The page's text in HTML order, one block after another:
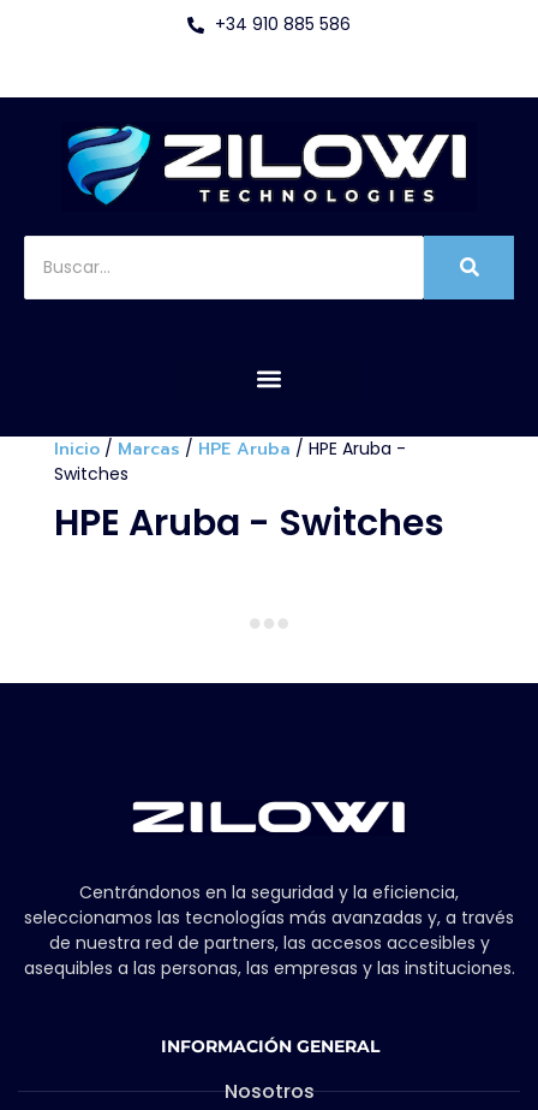
+34 910 885 586
Inicio/ Marcas / HPE Aruba / HPE Aruba -
Switches
HPE Aruba - Switches
Centrándonos en la seguridad y la eficiencia,
seleccionamos las tecnologías más avanzadas y, a través
de nuestra red de partners, las accesos accesibles y
asequibles a las personas, las empresas y las instituciones.
INFORMACIÓN GENERAL
Nosotros